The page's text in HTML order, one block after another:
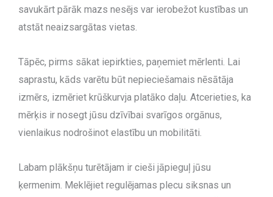
savukārt pārāk mazs nesējs var ierobežot kustības un
atstāt neaizsargātas vietas.
Tāpēc, pirms sākat iepirkties, paņemiet mērlenti. Lai
saprastu, kāds varētu būt nepieciešamais nēsātāja
izmērs, izmēriet krūškurvja platāko daļu. Atcerieties, ka
mērķis ir nosegt jūsu dzīvībai svarīgos orgānus,
vienlaikus nodrošinot elastību un mobilitāti.
Labam plākšņu turētājam ir cieši jāpieguļ jūsu
ķermenim. Meklējiet regulējamas plecu siksnas un